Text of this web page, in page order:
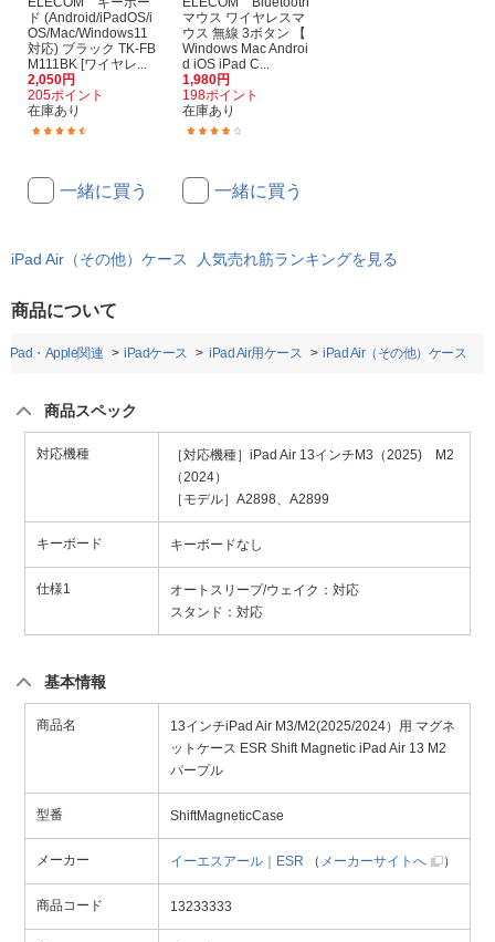
ド (Android/iPadOS/i
OS/Mac/Windows11
対応) ブラック TK-FB
M111BK [ワイヤレ...
2,050円
205ポイント
在庫あり
一緒に買う
マウス ワイヤレスマ
ウス 無線 3ボタン 【
Windows Mac Androi
d iOS iPad C...
1,980円
198ポイント
在庫あり
一緒に買う
iPad Air（その他）ケース 人気売れ筋ランキングを見る
商品について
iPad・Apple関連 iPadケース iPad Air用ケース iPad Air（その他）ケース
商品スペック
対応機種
［対応機種］iPad Air 13インチM3（2025) M2
（2024）
［モデル］A2898、A2899
キーボード キーボードなし
仕様1
オートスリープ/ウェイク：対応
スタンド：対応
基本情報
商品名
13インチiPad Air M3/M2(2025/2024）用 マグネ
ットケース ESR Shift Magnetic iPad Air 13 M2
パープル
型番 ShiftMagneticCase
メーカー イーエスアール｜ESR （ メーカーサイトへ ）
商品コード 13233333